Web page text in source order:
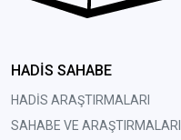
HADİS SAHABE
HADİS ARAŞTIRMALARI
SAHABE VE ARAŞTIRMALARI